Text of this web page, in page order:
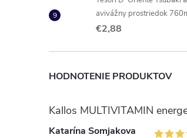
avivážny prostriedok
€2,88
HODNOTENIE PRODUKTOV
Katarína Somjakova